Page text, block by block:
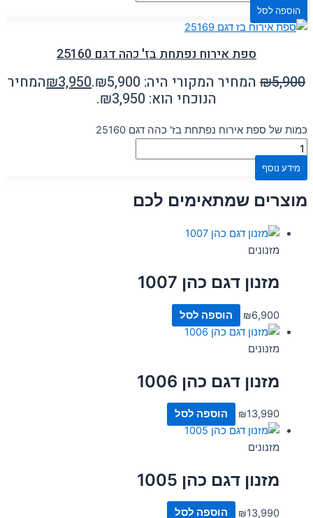
הוספה לסל
ספת אירוח נפתחת בז' כהה דגם 25160
₪5,900 המחיר המקורי היה: ₪5,900. ₪3,950
המחיר
הנוכחי הוא: ₪3,950.
כמות של ספת אירוח נפתחת בז' כהה דגם 25160
מידע נוסף
מוצרים שמתאימים לכם
מזנונים
מזנון דגם כהן 1007
₪6,900 הוספה לסל
מזנונים
מזנון דגם כהן 1006
₪13,990 הוספה לסל
מזנונים
מזנון דגם כהן 1005
₪13,990 הוספה לסל